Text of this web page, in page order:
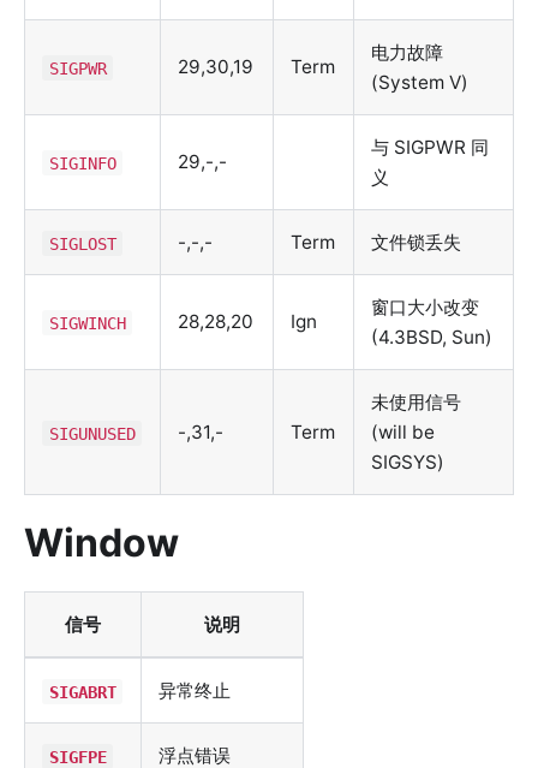
SIGPWR 29,30,19 Term
电力故障
(System V)
SIGINFO 29,-,-
与 SIGPWR 同
义
SIGLOST -,-,- Term 文件锁丢失
SIGWINCH 28,28,20 Ign
窗口大小改变
(4.3BSD, Sun)
SIGUNUSED -,31,- Term
未使用信号
(will be
SIGSYS)
Window
信号 说明
SIGABRT 异常终止
SIGFPE 浮点错误